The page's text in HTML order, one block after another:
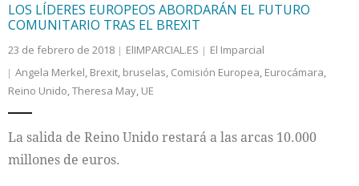
LOS LÍDERES EUROPEOS ABORDARÁN EL FUTURO
COMUNITARIO TRAS EL BREXIT
23 de febrero de 2018 ElIMPARCIAL.ES
El Imparcial
Angela Merkel, Brexit, bruselas, Comisión Europea, Eurocámara,
Reino Unido,Theresa May, UE
La salida de Reino Unido restará a las arcas 10.000
millones de euros.